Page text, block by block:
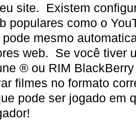
site. Existem
populares como o
pode mesmo
web. Se você tiver
® ou RIM
filmes no formato
pode ser jogado em